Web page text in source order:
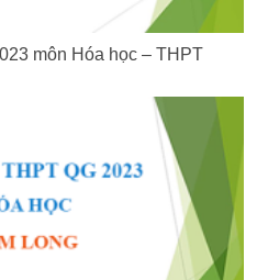
môn Hóa học – THPT